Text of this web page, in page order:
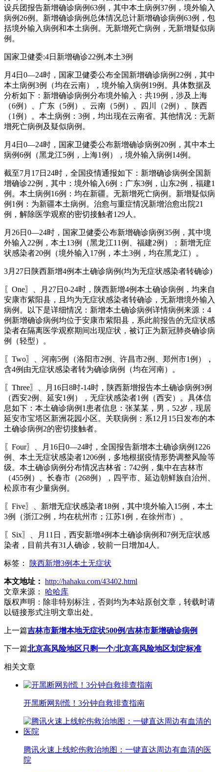
设兵团报告新增确诊病例63例，其中本土病例37例，境外输入
病例26例。新增确诊病例总体情况总计新增确诊病例63例，包
括境外输入病例和本土病例。无新增死亡病例，无新增疑似病
例。
国家卫健委:4日新增确诊22例,本土3例
月4日0—24时，国家卫健委公布全国新增确诊病例22例，其中
本土病例3例（均在云南），境外输入病例19例。具体数据及
分析如下：新增确诊病例分布境外输入：共19例，涉及上海
（6例）、广东（5例）、云南（5例）、四川（2例）、陕西
（1例）。本土病例：3例，均出现在云南省。其他情况：无新
增死亡病例及疑似病例。
月4日0—24时，国家卫健委公布新增确诊病例20例，其中本土
病例6例（黑龙江5例，上海1例），境外输入病例14例。
截至7月17日24时，全国疫情通报如下：新增确诊病例全国新
增确诊22例，其中：境外输入6例：广东3例，山东2例，福建1
例。本土病例16例：均在新疆。无新增死亡病例。新增疑似病
例1例：为新疆本土病例。治愈与重症情况新增治愈出院21
例，解除医学观察的密切接触者129人。
月26日0—24时，国家卫健委公布新增确诊病例35例，其中境
外输入22例，本土13例（黑龙江11例、福建2例）；新增无症
状感染者20例（境外输入17例，本土3例，均在黑龙江）。
3月27日陕西新增4例本土确诊病例(均为无症状感染者转确诊)
〖One〗、月27日0-24时，陕西新增4例本土确诊病例，均来自
安康市紫阳县，且均为无症状感染者转确诊，无新增境外输入
病例。以下是详细情况：新增本土确诊病例详情病例来源：4
例新增确诊病例均位于安康市紫阳县，系此前报告的无症状感
染者在隔离医学观察期间出现症状，被订正为新冠肺炎确诊病
例（轻型）。
〖Two〗、河南5例（洛阳市2例、许昌市2例、郑州市1例），
含4例由无症状感染者转为确诊病例（均在河南）。
〖Three〗、月16日8时-14时，陕西新增报告本土确诊病例3例
（西安2例、延安1例），无症状感染者1例（西安）。具体信
息如下：本土确诊病例1患者信息：张某某，男，52岁，现居
延安市宝塔区新洲花园小区。关联病例：系12月15日发布的本
土确诊病例2的密切接触者。
〖Four〗、月16日0—24时，全国报告新增本土确诊病例1226
例、本土无症状感染者1206例，多地根据疫情形势调整风险等
级。本土确诊病例分布情况吉林省：742例，集中在吉林市
（455例）、长春市（268例），四平市、延边朝鲜族自治州、
松原市有少量病例。
〖Five〗、新增无症状感染者18例，其中境外输入15例，本土
3例（浙江2例，均在杭州市；江苏1例，在徐州市）。
〖Six〗、月11日，西安新增4例本土确诊病例和7例无症状感
染者，目前共有31人确诊，较前一日增加4人。
标签： 陕西新增3例本土无症状
本文地址： http://hahaku.com/43402.html
文章来源：
哈哈库
版权声明： 除非特别标注，否则均为本站原创文章，转载时请
以链接形式注明文章出处。
上一篇吉林市新增本地无症状500例/吉林市新增确诊病例
下一篇北京高风险地区只剩一个/北京高风险地区划定标准
相关文章
开黑断网别慌！3分钟自救排查指南
腾讯火速上线蛇伤救治地图：一键直达周边有血清的医
院